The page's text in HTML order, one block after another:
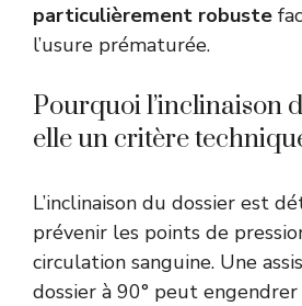
particulièrement robuste
l’usure prématurée.
Pourquoi l’inclinaison
elle un critère
L’inclinaison du dossier est
prévenir les points de
circulation sanguine. Une
dossier à 90° peut